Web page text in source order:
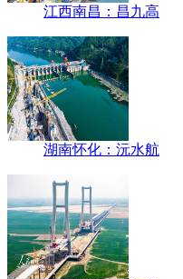
江西南昌：昌九高
湖南怀化：沅水航